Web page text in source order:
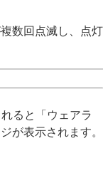
数回点滅し、点灯
ると「ウェアラ
が表示されます。